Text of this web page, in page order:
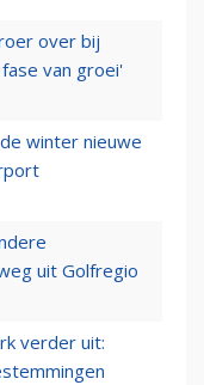
over bij
van groei'
winter nieuwe
uit Golfregio
verder uit: